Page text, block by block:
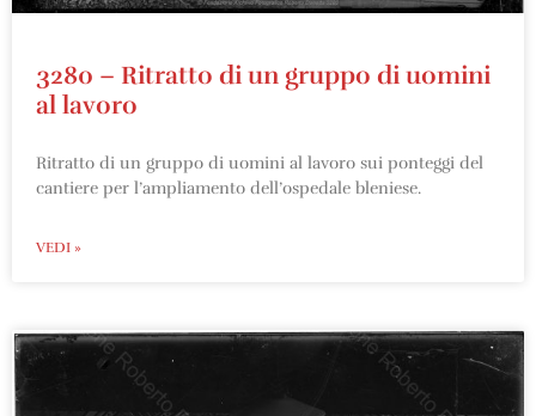
3280 – Ritratto di un gruppo di uomini
al lavoro
Ritratto di un gruppo di uomini al lavoro sui ponteggi del
cantiere per l’ampliamento dell’ospedale bleniese.
VEDI »